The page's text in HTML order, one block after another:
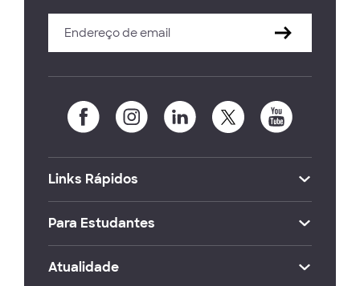
Links Rápidos
Para Estudantes
Atualidade